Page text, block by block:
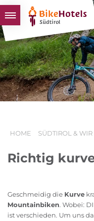
BIKEHOTELS
HOTELS &
TOUREN &
SÜDTIROL &
HOME SÜDTIROL & WIR
Richtig
Geschmeidig die Kurve
Mountainbiken. Wobei:
ist verschieden. Um uns